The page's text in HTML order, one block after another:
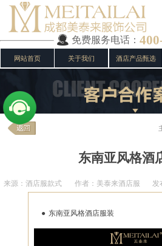
免费服务电话：
网站首页 关于我们 酒店产品甄选
东南亚风格酒
来源：酒店服款式 作者：美泰来酒店服 发
东南亚风格酒店服装